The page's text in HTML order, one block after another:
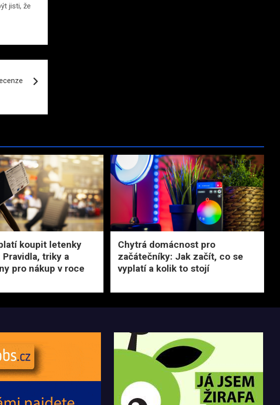
jisti, že
koupit letenky
Pravidla, triky a
pro nákup v roce
Chytrá domácnost pro
začátečníky: Jak začít, co se
vyplatí a kolik to stojí